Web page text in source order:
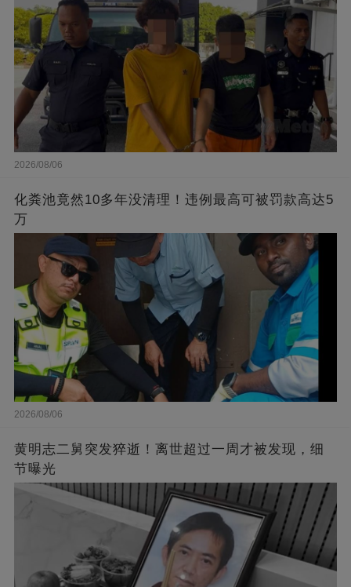
2026/08/06
化粪池竟然10多年没清理！违例最高可被罚款高达5
万
2026/08/06
黄明志二舅突发猝逝！离世超过一周才被发现，细
节曝光